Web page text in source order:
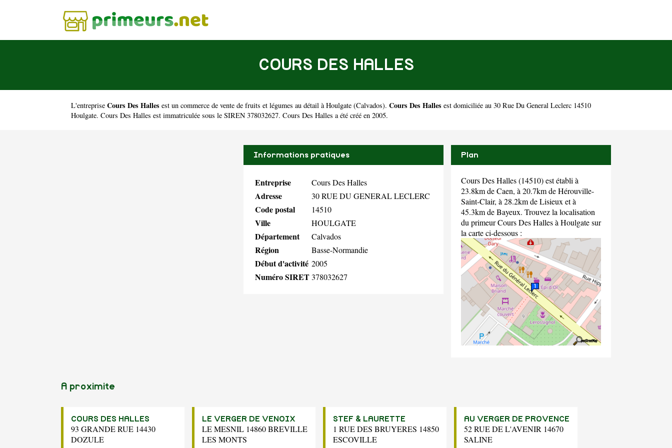
COURS DES HALLES
L'entreprise Cours Des Halles est un commerce de vente de fruits et légumes au détail à Houlgate (Calvados). Cours Des Halles est domiciliée au 30 Rue Du General Leclerc 14510
Houlgate. Cours Des Halles est immatriculée sous le SIREN 378032627. Cours Des Halles a été créé en 2005.
Informations pratiques
Entreprise Cours Des Halles
Adresse 30 RUE DU GENERAL LECLERC
Code postal 14510
Ville HOULGATE
Département Calvados
Région Basse-Normandie
Début d'activité 2005
Numéro SIRET378032627
Plan
Cours Des Halles (14510) est établi à
23.8km de Caen, à 20.7km de Hérouville-
Saint-Clair, à 28.2km de Lisieux et à
45.3km de Bayeux. Trouvez la localisation
du primeur Cours Des Halles à Houlgate sur
la carte ci-dessous :
A proximite
COURS DES HALLES
93 GRANDE RUE 14430
DOZULE
LE VERGER DE VENOIX
LE MESNIL 14860 BREVILLE
LES MONTS
STEF & LAURETTE
1 RUE DES BRUYERES 14850
ESCOVILLE
AU VERGER DE PROVENCE
52 RUE DE L'AVENIR 14670
SALINE